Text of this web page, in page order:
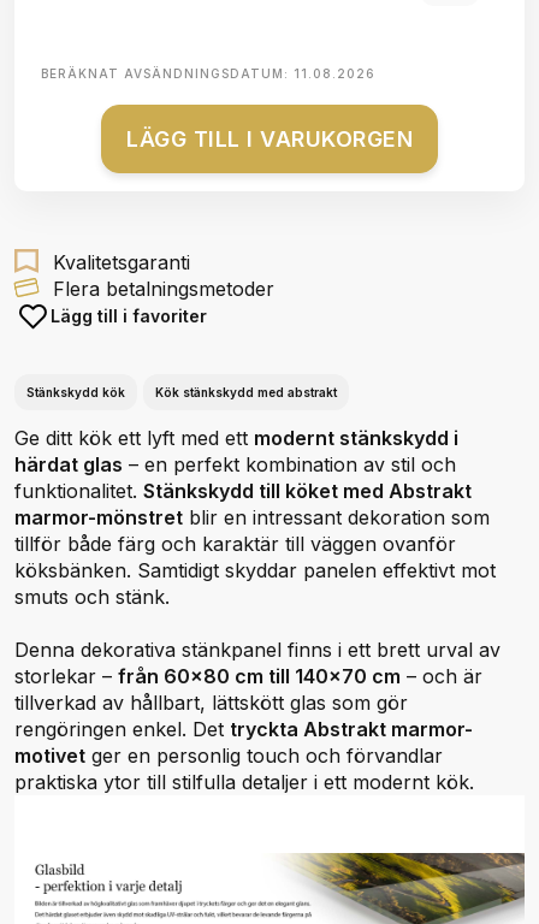
BERÄKNAT AVSÄNDNINGSDATUM: 11.08.2026
LÄGG TILL I VARUKORGEN
Kvalitetsgaranti
Flera betalningsmetoder
Lägg till i favoriter
Stänkskydd kök Kök stänkskydd med abstrakt
Ge ditt kök ett lyft med ett modernt stänkskydd i
härdat glas – en perfekt kombination av stil och
funktionalitet. Stänkskydd till köket med Abstrakt
marmor-mönstret blir en intressant dekoration som
tillför både färg och karaktär till väggen ovanför
köksbänken. Samtidigt skyddar panelen effektivt mot
smuts och stänk.
Denna dekorativa stänkpanel finns i ett brett urval av
storlekar – från 60x80 cm till 140x70 cm – och är
tillverkad av hållbart, lättskött glas som gör
rengöringen enkel. Det tryckta Abstrakt marmor-
motivet ger en personlig touch och förvandlar
praktiska ytor till stilfulla detaljer i ett modernt kök.